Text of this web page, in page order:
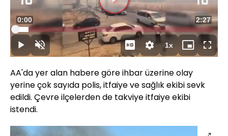
Videoyu
Oynat
OynatSesi
Aç
Süre
0:00 Toplam
Süre
2:27
Yüklendi:
6.74%
1xOynatma
Hızı
Mini
oynatıcı
Tam
Ekran
AA'da yer alan habere göre ihbar üzerine olay
yerine çok sayıda polis, itfaiye ve sağlık ekibi sevk
edildi. Çevre ilçelerden de takviye itfaiye ekibi
istendi.